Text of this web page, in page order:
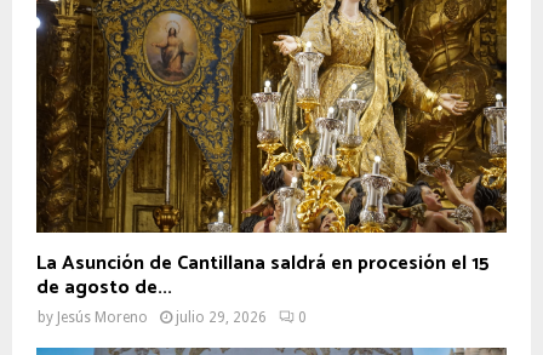
La Asunción de Cantillana saldrá en procesión el 15
de agosto de...
by Jesús Moreno julio 29, 2026 0